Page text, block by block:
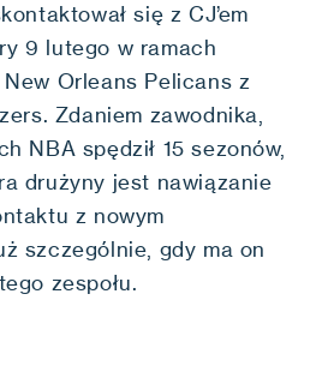
się z CJ’em
9 lutego w ramach
Orleans Pelicans z
Zdaniem zawodnika,
NBA spędził 15 sezonów,
drużyny jest nawiązanie
z nowym
szczególnie, gdy ma on
zespołu.